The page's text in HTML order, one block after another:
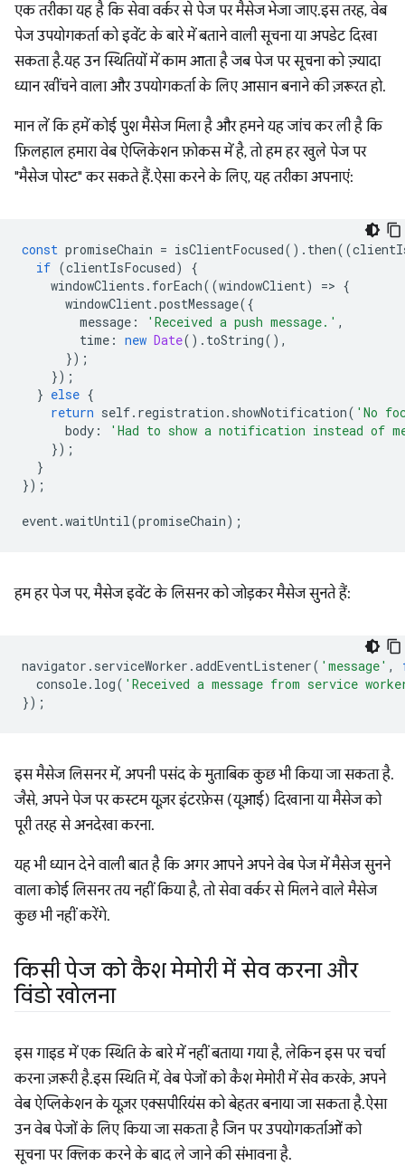
एक तरीका यह है कि सेवा वर्कर से पेज पर मैसेज भेजा जाए. इस तरह, वेब
पेज उपयोगकर्ता को इवेंट के बारे में बताने वाली सूचना या अपडेट दिखा
सकता है. यह उन स्थितियों में काम आता है जब पेज पर सूचना को ज़्यादा
ध्यान खींचने वाला और उपयोगकर्ता के लिए आसान बनाने की ज़रूरत हो.
मान लें कि हमें कोई पुश मैसेज मिला है और हमने यह जांच कर ली है कि
फ़िलहाल हमारा वेब ऐप्लिकेशन फ़ोकस में है, तो हम हर खुले पेज पर
"मैसेज पोस्ट" कर सकते हैं. ऐसा करने के लिए, यह तरीका अपनाएं:
const promiseChain = isClientFocused(). then((
if (clientIsFocused)
{
windowClients . forEach((windowClient) => {
windowClient.postMessage({
message : 'Received a push message.' ,
time : new Date(). toString(),
});
});
} else {
return self. registration . showNotification( 'No
body :
'Had to show a notification instead of
});
}
});
event.waitUntil(promiseChain);
हम हर पेज पर, मैसेज इवेंट के लिसनर को जोड़कर मैसेज सुनते हैं:
navigator . serviceWorker .addEventListener( 'message' ,
console. log( 'Received a message from service
});
इस मैसेज लिसनर में, अपनी पसंद के मुताबिक कुछ भी किया जा सकता है.
जैसे, अपने पेज पर कस्टम यूज़र इंटरफ़ेस (यूआई) दिखाना या मैसेज को
पूरी तरह से अनदेखा करना.
यह भी ध्यान देने वाली बात है कि अगर आपने अपने वेब पेज में मैसेज सुनने
वाला कोई लिसनर तय नहीं किया है, तो सेवा वर्कर से मिलने वाले मैसेज
कुछ भी नहीं करेंगे.
किसी पेज को कैश मेमोरी में सेव करना और
विंडो खोलना
इस गाइड में एक स्थिति के बारे में नहीं बताया गया है, लेकिन इस पर चर्चा
करना ज़रूरी है. इस स्थिति में, वेब पेजों को कैश मेमोरी में सेव करके, अपने
वेब ऐप्लिकेशन के यूज़र एक्सपीरियंस को बेहतर बनाया जा सकता है. ऐसा
उन वेब पेजों के लिए किया जा सकता है जिन पर उपयोगकर्ताओं को
सूचना पर क्लिक करने के बाद ले जाने की संभावना है.